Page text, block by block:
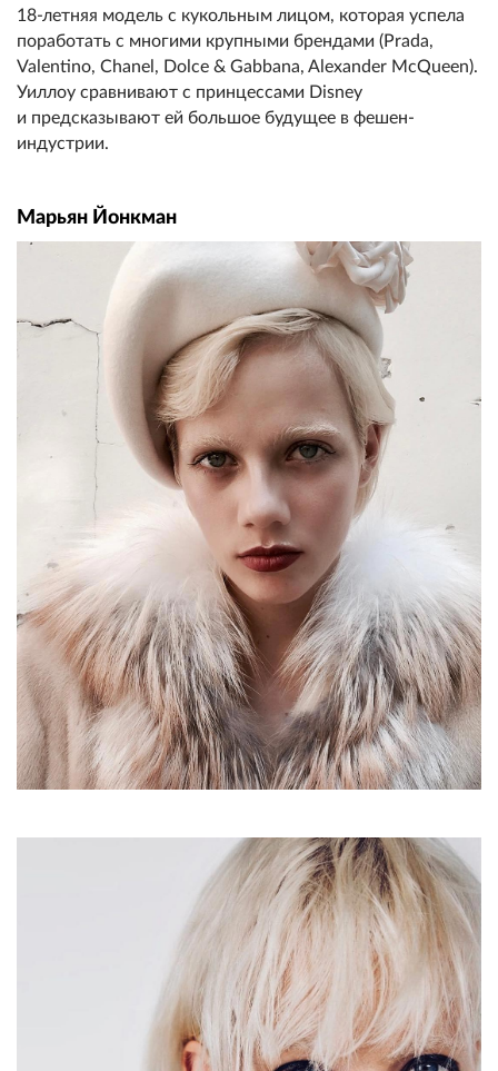
18-летняя модель с кукольным лицом, которая успела
поработать с многими крупными брендами (Prada,
Valentino, Chanel, Dolce & Gabbana, Alexander McQueen).
Уиллоу сравнивают с принцессами Disney
и предсказывают ей большое будущее в фешен-
индустрии.
Марьян Йонкман